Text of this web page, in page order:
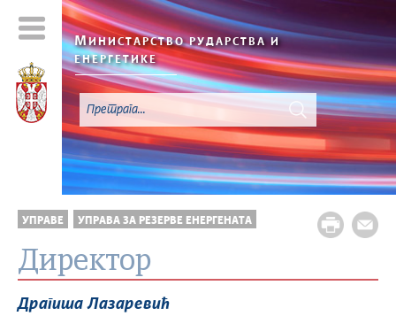
МИНИСТАРСТВО РУДАРСТВА И
ЕНЕРГЕТИКЕ
УПРАВЕ УПРАВА ЗА РЕЗЕРВЕ ЕНЕРГЕНАТА
Директор
Драгиша Лазаревић